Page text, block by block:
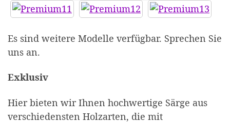
Es sind weitere Modelle verfügbar. Sprechen Sie
uns an.
Exklusiv
Hier bieten wir Ihnen hochwertige Särge aus
verschiedensten Holzarten, die mit